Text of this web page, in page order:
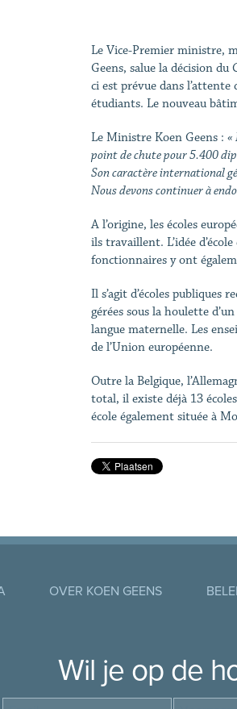
Le Vice-Premier ministre,
Geens, salue la décision
ci est prévue dans
étudiants. Le nouveau
Le Ministre Koen Geens : «
point de chute pour 5.400
Son caractère international
Nous devons continuer à
A l’origine, les écoles
ils travaillent. L’idée
fonctionnaires y ont
Il s’agit d’écoles
gérées sous la houlette
langue maternelle. Les
de l’Union européenne.
Outre la Belgique,
total, il existe déjà 13
école également située à
OVER KOEN GEENS
Wil je op de